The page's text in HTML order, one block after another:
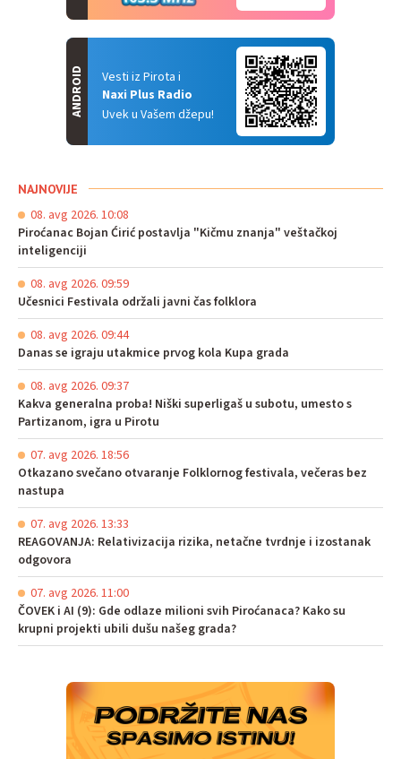
Vesti iz Pirota i
Naxi Plus Radio
Uvek u Vašem džepu!
ANDROID
NAJNOVIJE
08. avg 2026. 10:08
Piroćanac Bojan Ćirić postavlja "Kičmu znanja" veštačkoj
inteligenciji
08. avg 2026. 09:59
Učesnici Festivala održali javni čas folklora
08. avg 2026. 09:44
Danas se igraju utakmice prvog kola Kupa grada
08. avg 2026. 09:37
Kakva generalna proba! Niški superligaš u subotu, umesto s
Partizanom, igra u Pirotu
07. avg 2026. 18:56
Otkazano svečano otvaranje Folklornog festivala, večeras bez
nastupa
07. avg 2026. 13:33
REAGOVANJA: Relativizacija rizika, netačne tvrdnje i izostanak
odgovora
07. avg 2026. 11:00
ČOVEK i AI (9): Gde odlaze milioni svih Piroćanaca? Kako su
krupni projekti ubili dušu našeg grada?